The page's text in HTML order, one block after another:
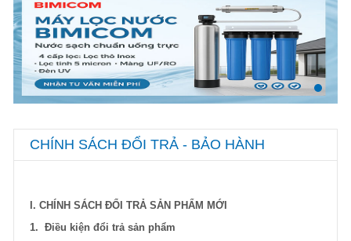
CHÍNH SÁCH ĐỔI TRẢ - BẢO HÀNH
I. CHÍNH SÁCH ĐỔI TRẢ SẢN PHẨM MỚI
1. Điều kiện đổi trả sản phẩm